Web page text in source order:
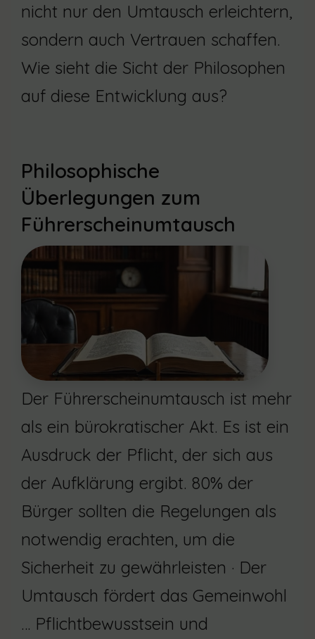
nicht nur den Umtausch erleichtern,
sondern auch Vertrauen schaffen.
Wie sieht die Sicht der Philosophen
auf diese Entwicklung aus?
Philosophische
Überlegungen zum
Führerscheinumtausch
Der Führerscheinumtausch ist mehr
als ein bürokratischer Akt. Es ist ein
Ausdruck der Pflicht, der sich aus
der Aufklärung ergibt. 80% der
Bürger sollten die Regelungen als
notwendig erachten, um die
Sicherheit zu gewährleisten · Der
Umtausch fördert das Gemeinwohl
… Pflichtbewusstsein und